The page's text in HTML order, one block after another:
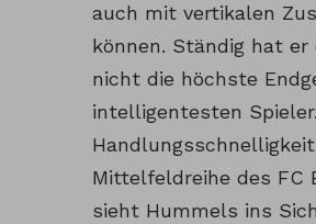
auch mit vertikalen
können. Ständig hat
nicht die höchste
intelligentesten
Mittelfeldreihe des FC
sieht Hummels ins